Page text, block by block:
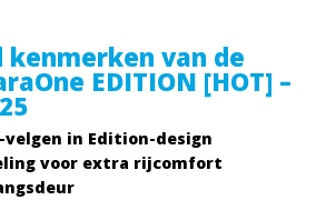
kenmerken van de
EDITION [HOT] –
in Edition-design
voor extra rijcomfort